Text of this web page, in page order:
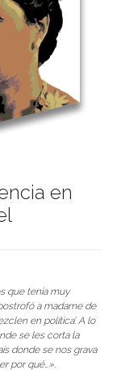
en
que tenía muy
a madame de
en política’. A lo
se les corta la
donde se nos grava
por qué…».